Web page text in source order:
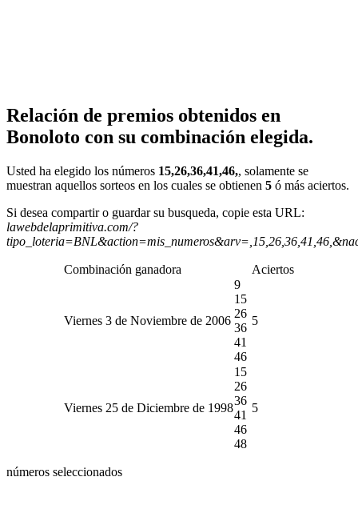
Relación de premios obtenidos en
Bonoloto con su combinación elegida.
Usted ha elegido los números 15,26,36,41,46,, solamente se
muestran aquellos sorteos en los cuales se obtienen 5 ó más aciertos.
Si desea compartir o guardar su busqueda, copie esta URL:
lawebdelaprimitiva.com/?
Combinación ganadora Aciertos
Viernes 3 de Noviembre de 2006
9
15
26
36
41
46
5
Viernes 25 de Diciembre de 1998
15
26
36
41
46
48
5
números seleccionados